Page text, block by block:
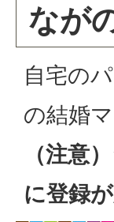
なが
自宅の
の結婚
（注意
に登録